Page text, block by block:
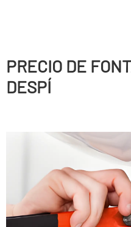
PRECIO DE
DESPÍ